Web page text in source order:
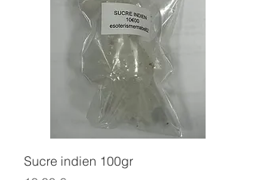
Sucre indien 100gr